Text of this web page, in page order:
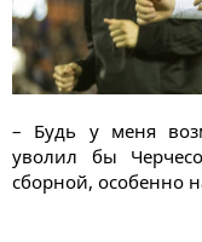
– Будь у меня
уволил бы
сборной, особенно